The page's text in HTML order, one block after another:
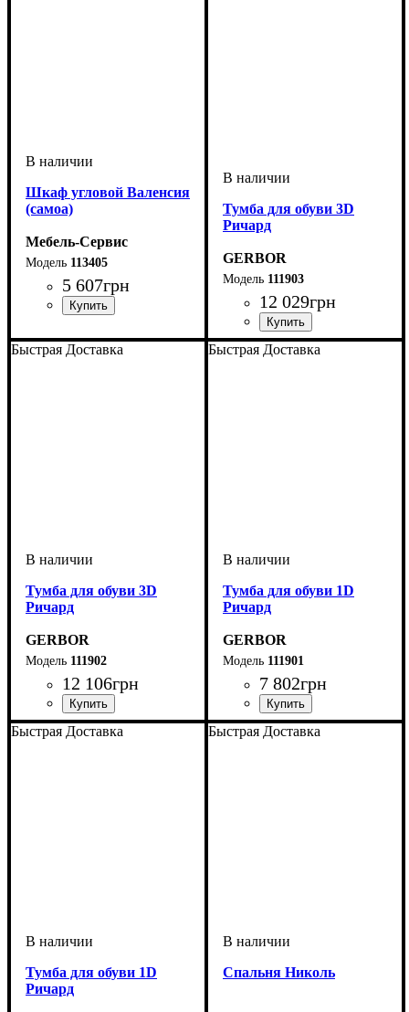
Шкаф угловой Валенсия
(самоа)
Мебель-Сервис
113405
5 607грн
Тумба для обуви 3D
Ричард
GERBOR
111903
12 029грн
Быстрая Доставка
Тумба для обуви 3D
Ричард
GERBOR
111902
12 106грн
Быстрая Доставка
Тумба для обуви 1D
Ричард
GERBOR
111901
7 802грн
Быстрая Доставка
Тумба для обуви 1D
Ричард
Быстрая Доставка
Спальня Николь